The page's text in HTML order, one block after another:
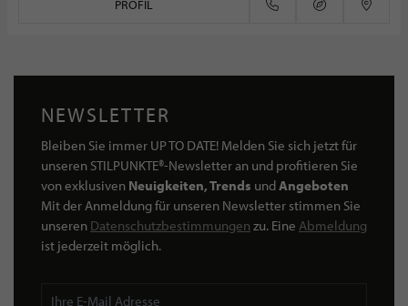
PROFIL
NEWSLETTER
Bleiben Sie immer UP TO DATE! Melden Sie sich jetzt für
unseren STILPUNKTE®-Newsletter an und profitieren Sie
von exklusiven Neuigkeiten, Trends undAngeboten
Mit der Anmeldung für unseren Newsletter stimmen Sie
unseren Datenschutzbestimmungen zu. Eine Abmeldung
ist jederzeit möglich.